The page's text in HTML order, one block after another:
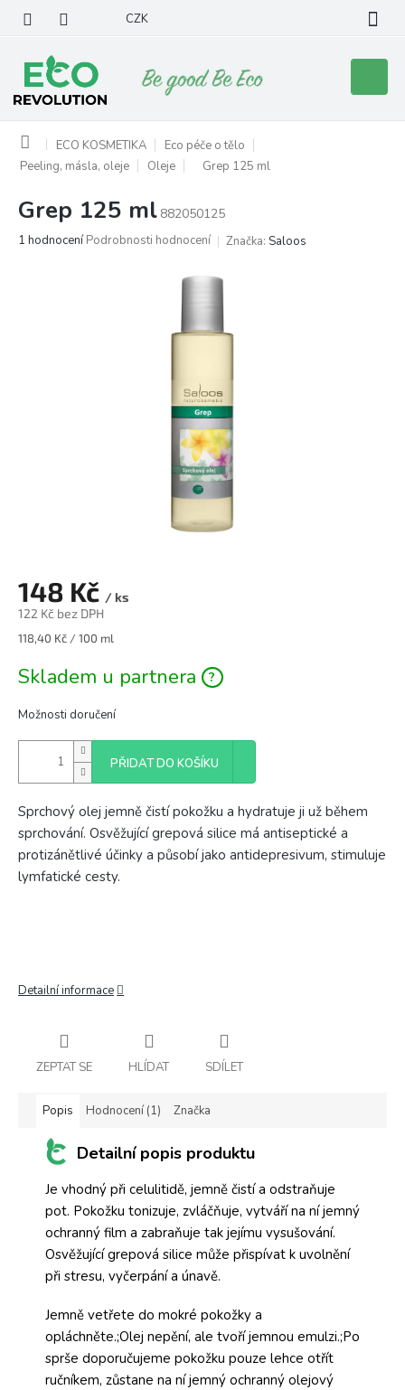
obsah
CZK
košík
Domů ECO KOSMETIKA
Eco péče o tělo
Peeling, másla, oleje
Oleje Grep 125 ml
Grep 125 ml 882050125
Průměrné
1 hodnocení Podrobnosti hodnocení Značka: Saloos
148 Kč / ks
122 Kč bez DPH
Měrná
118,40 Kč / 100 ml
Skladem u partnera
Možnosti doručení
PŘIDAT DO KOŠÍKU
Sprchový olej jemně čistí pokožku a hydratuje ji už během
sprchování. Osvěžující grepová silice má antiseptické a
protizánětlivé účinky a působí jako antidepresivum, stimuluje
lymfatické cesty.
Detailní informace
ZEPTAT SE HLÍDAT SDÍLET
Popis Hodnocení (1) Značka
Detailní popis produktu
Je vhodný při celulitidě, jemně čistí a odstraňuje
pot. Pokožku tonizuje, zvláčňuje, vytváří na ní jemný
ochranný film a zabraňuje tak jejímu vysušování.
Osvěžující grepová silice může přispívat k uvolnění
při stresu, vyčerpání a únavě.
Jemně vetřete do mokré pokožky a
opláchněte.;Olej nepění, ale tvoří jemnou emulzi.;Po
sprše doporučujeme pokožku pouze lehce otřít
ručníkem, zůstane na ní jemný ochranný olejový